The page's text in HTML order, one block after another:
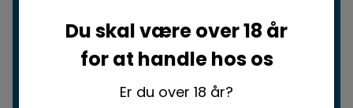
Du skal være over 18 år
for at handle hos os
Er du over 18 år?